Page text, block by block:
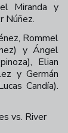
Miranda y
Núñez.
Rommel
y Ángel
Elian
y Germán
Candía).
vs. River